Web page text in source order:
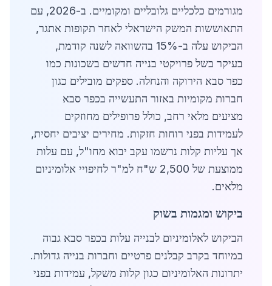
מגורמים כלכליים גלובליים ומקומיים. ב-2026, עם
התאוששות המשק הישראלי לאחר תקופות אתגר,
הביקוש עלה ב-15% בהשוואה לשנה קודמת,
בעיקר בשל פרויקטי בנייה חדשים בשכונות כמו
כפר סבא הירוקה והנחלה. ספקים מובילים כגון
חברות מקומיות באזור התעשייה בכפר סבא
מציעים מלאי רחב, כולל פרופילים מחוזקים
לעמידות בפני רוחות חזקות. מחירים יציבים יחסית,
אך עליות קלות נרשמו עקב יבוא מחו"ל, עם עלות
ממוצעת של 2,500 ש"ח למ"ר לחיפויי אלומיניום
מלאים.
ביקוש ומגמות בשוק
הביקוש לאלומיניום לבנייה עלות בכפר סבא גבוה
במיוחד בקרב קבלנים פרטיים וחברות בנייה גדולות.
יתרונות האלומיניום כגון קלות משקל, עמידות בפני